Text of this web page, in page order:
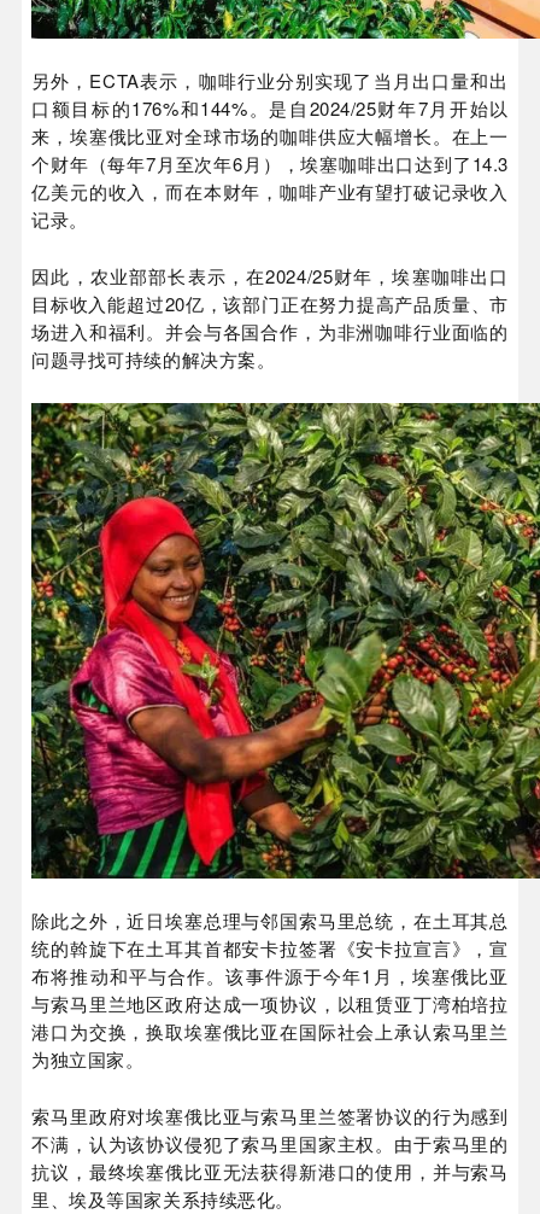
另外，ECTA表示，咖啡行业分别实现了当月出口量和出
口额目标的176%和144%。是自2024/25财年7月开始以
来，埃塞俄比亚对全球市场的咖啡供应大幅增长。在上一
个财年（每年7月至次年6月），埃塞咖啡出口达到了14.3
亿美元的收入，而在本财年，咖啡产业有望打破记录收入
记录。
因此，农业部部长表示，在2024/25财年，埃塞咖啡出口
目标收入能超过20亿，该部门正在努力提高产品质量、市
场进入和福利。并会与各国合作，为非洲咖啡行业面临的
问题寻找可持续的解决方案。
除此之外，近日埃塞总理与邻国索马里总统，在土耳其总
统的斡旋下在土耳其首都安卡拉签署《安卡拉宣言》，宣
布将推动和平与合作。该事件源于今年1月，埃塞俄比亚
与索马里兰地区政府达成一项协议，以租赁亚丁湾柏培拉
港口为交换，换取埃塞俄比亚在国际社会上承认索马里兰
为独立国家。
索马里政府对埃塞俄比亚与索马里兰签署协议的行为感到
不满，认为该协议侵犯了索马里国家主权。由于索马里的
抗议，最终埃塞俄比亚无法获得新港口的使用，并与索马
里、埃及等国家关系持续恶化。